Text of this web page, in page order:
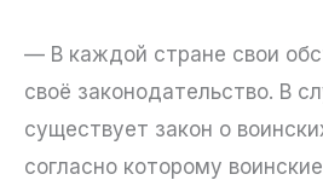
— В каждой стране свои
своё законодательство. В
существует закон о
согласно которому